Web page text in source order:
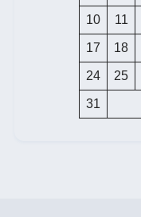
10 11
17 18
24 25
31